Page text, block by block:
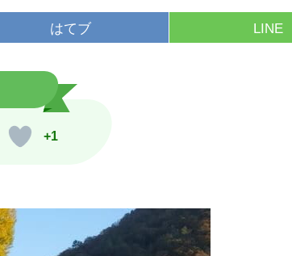
はてブ LINE
+1